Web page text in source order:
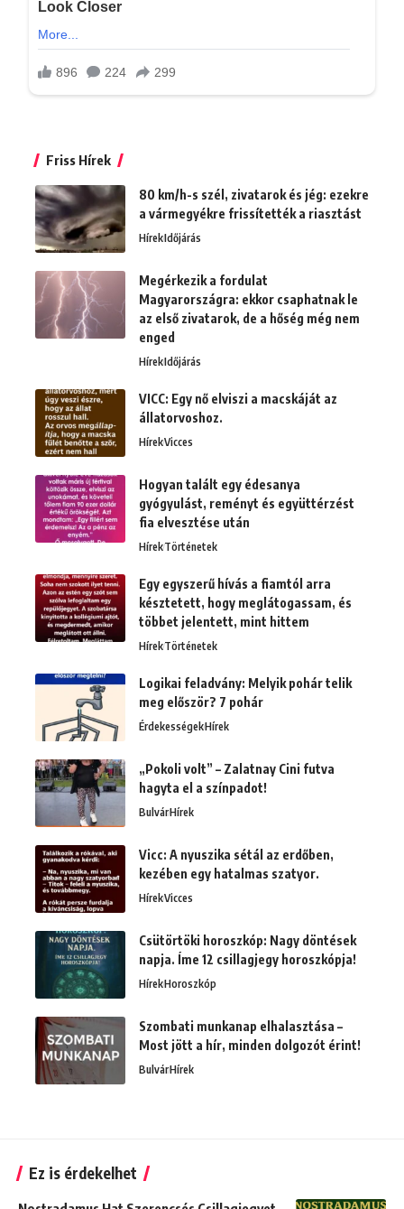
Friss Hírek
80 km/h-s szél, zivatarok és jég: ezekre
a vármegyékre frissítették a riasztást
HírekIdőjárás
Megérkezik a fordulat
Magyarországra: ekkor csaphatnak le
az első zivatarok, de a hőség még nem
enged
HírekIdőjárás
VICC: Egy nő elviszi a macskáját az
állatorvoshoz.
HírekVicces
Hogyan talált egy édesanya
gyógyulást, reményt és együttérzést
fia elvesztése után
HírekTörténetek
Egy egyszerű hívás a fiamtól arra
késztetett, hogy meglátogassam, és
többet jelentett, mint hittem
HírekTörténetek
Logikai feladvány: Melyik pohár telik
meg először? 7 pohár
ÉrdekességekHírek
„Pokoli volt” – Zalatnay Cini futva
hagyta el a színpadot!
BulvárHírek
Vicc: A nyuszika sétál az erdőben,
kezében egy hatalmas szatyor.
HírekVicces
Csütörtöki horoszkóp: Nagy döntések
napja. Íme 12 csillagjegy horoszkópja!
HírekHoroszkóp
Szombati munkanap elhalasztása –
Most jött a hír, minden dolgozót érint!
BulvárHírek
Ez is érdekelhet